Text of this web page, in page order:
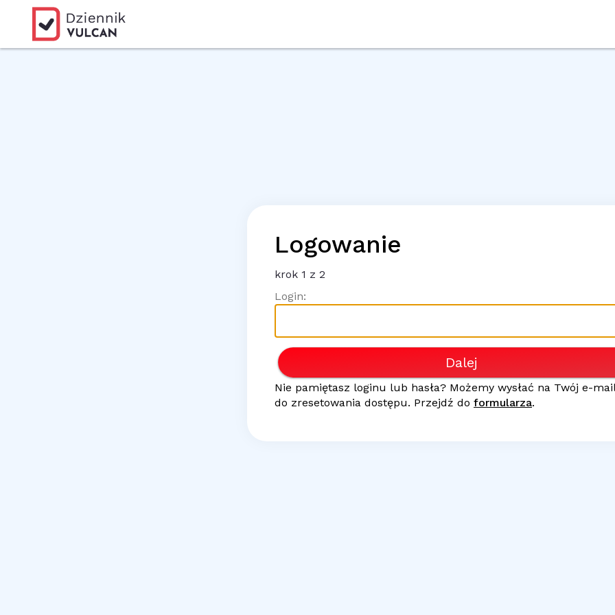
Logowanie
krok 1 z 2
Login:
Dalej
Nie pamiętasz loginu lub hasła? Możemy wysłać na Twój e-mail
do zresetowania dostępu. Przejdź do formularza.